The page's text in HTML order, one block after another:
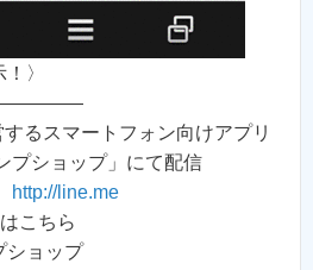
〉
るスマートフォン向けアプリ
プショップ」にて配信
http://line.me
こちら
ョップ